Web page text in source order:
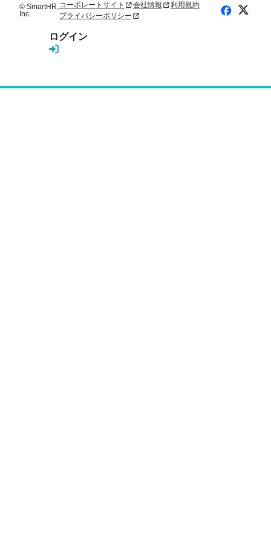
© SmartHR,
Inc.
コーポレートサイト 新規タブまたはウィンドウで開く
会社情報新規タブまたはウィンドウで開く
利用規約
プライバシーポリシー新規タブまたはウィンドウで開くFacebook
X
ログイン